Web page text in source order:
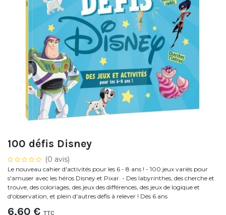
100 défis Disney
(0 avis)
Le nouveau cahier d'activités pour les 6 - 8 ans ! - 100 jeux variés pour
s'amuser avec les héros Disney et Pixar. - Des labyrinthes, des cherche et
trouve, des coloriages, des jeux des différences, des jeux de logique et
d'observation, et plein d'autres défis à relever ! Dès 6 ans
6,60 € TTC